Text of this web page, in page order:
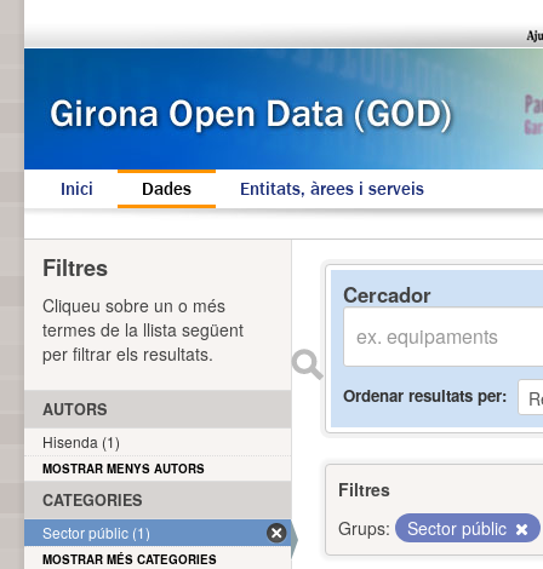
Inici Dades Entitats, àrees i serveis
Cercador
Ordenar resultats per
Filtres
Grups:
Sector públic
Filtres
Cliqueu sobre un o més
termes de la llista següent
per filtrar els resultats.
AUTORS
Hisenda (1)
MOSTRAR MENYS AUTORS
CATEGORIES
Sector públic (1)
MOSTRAR MÉS CATEGORIES